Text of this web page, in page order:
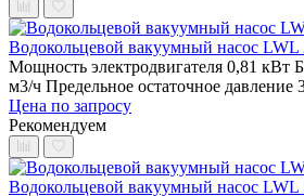
Водокольцевой вакуумный насос LWL
Мощность электродвигателя 0,81 кВт
м3/ч Предельное остаточное давление
Цена по запросу
Рекомендуем
Водокольцевой вакуумный насос LWL